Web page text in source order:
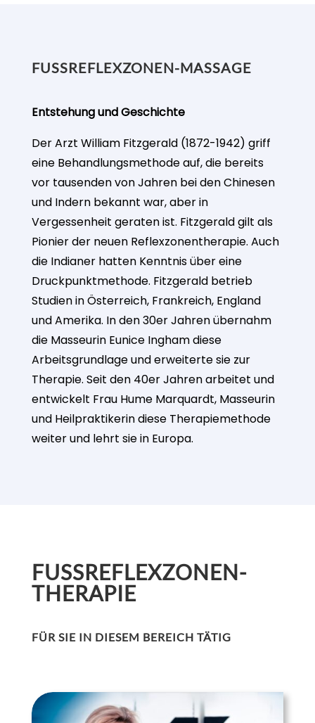
FUSSREFLEXZONEN-MASSAGE
Entstehung und Geschichte
Der Arzt William Fitzgerald (1872-1942) griff
eine Behandlungsmethode auf, die bereits
vor tausenden von Jahren bei den Chinesen
und Indern bekannt war, aber in
Vergessenheit geraten ist. Fitzgerald gilt als
Pionier der neuen Reflexzonentherapie. Auch
die Indianer hatten Kenntnis über eine
Druckpunktmethode. Fitzgerald betrieb
Studien in Österreich, Frankreich, England
und Amerika. In den 30er Jahren übernahm
die Masseurin Eunice Ingham diese
Arbeitsgrundlage und erweiterte sie zur
Therapie. Seit den 40er Jahren arbeitet und
entwickelt Frau Hume Marquardt, Masseurin
und Heilpraktikerin diese Therapiemethode
weiter und lehrt sie in Europa.
FUSSREFLEXZONEN-
THERAPIE
FÜR SIE IN DIESEM BEREICH TÄTIG